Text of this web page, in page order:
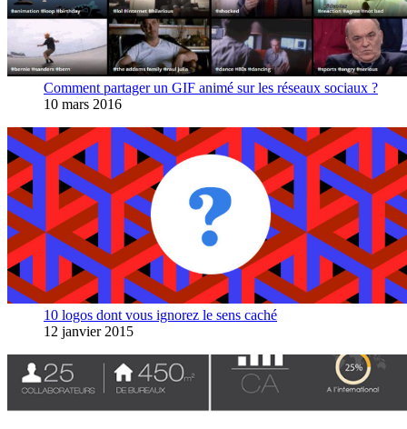
Comment partager un GIF animé sur les réseaux sociaux ?
10 mars 2016
10 logos dont vous ignorez le sens caché
12 janvier 2015